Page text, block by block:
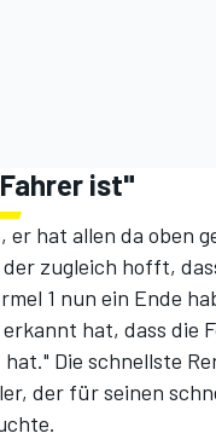
ist"
hat allen da oben
zugleich hofft,
1 nun ein Ende
hat, dass die
Die schnellste
der für seinen